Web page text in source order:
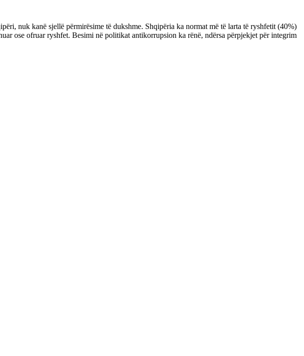
nuk kanë sjellë përmirësime të dukshme. Shqipëria ka normat më të larta të ryshfetit (40%)
ose ofruar ryshfet. Besimi në politikat antikorrupsion ka rënë, ndërsa përpjekjet për integrim